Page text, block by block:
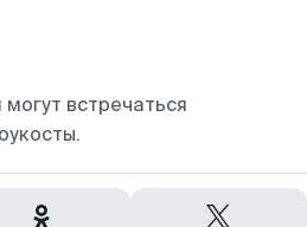
встречаться